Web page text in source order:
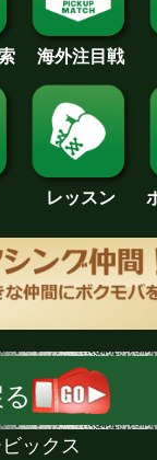
海外注目戦
レッスン
ックス